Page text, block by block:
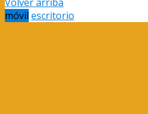
móvil escritorio